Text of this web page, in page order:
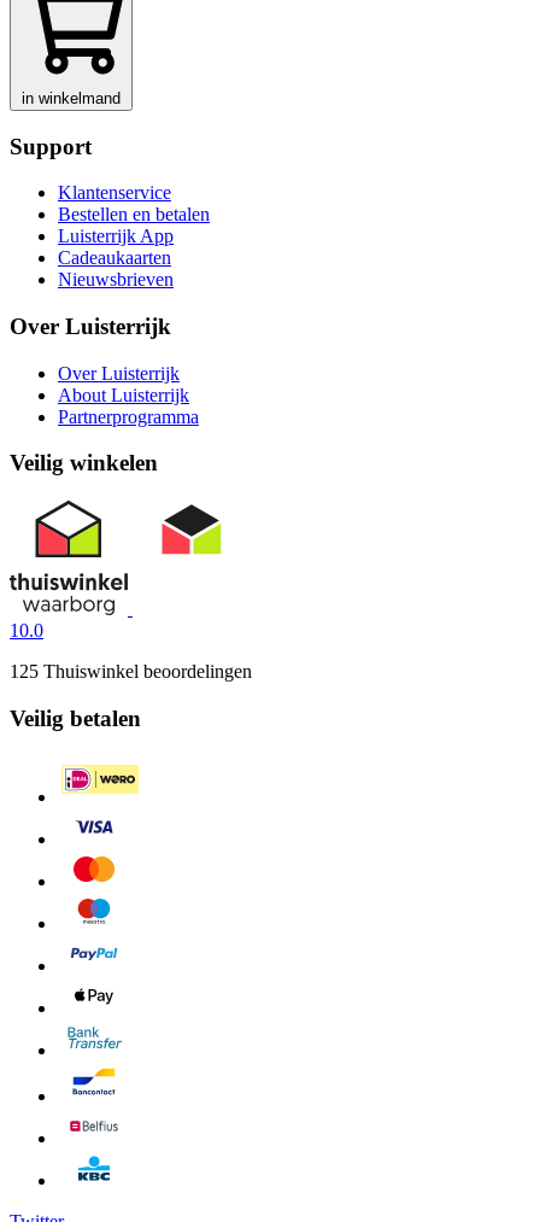
in winkelmand
Support
Klantenservice
Bestellen en betalen
Luisterrijk App
Cadeaukaarten
Nieuwsbrieven
Over Luisterrijk
Over Luisterrijk
About Luisterrijk
Partnerprogramma
Veilig winkelen
10.0
125 Thuiswinkel beoordelingen
Veilig betalen